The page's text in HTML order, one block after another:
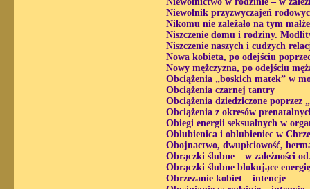
Niewolnik przyzwyczajeń
Nikomu nie zależało na tym
Niszczenie domu i rodziny.
Niszczenie naszych i cudzych
Nowa kobieta, po odejściu
Nowy mężczyzna, po odejściu
Obciążenia „boskich matek” w
Obciążenia czarnej tantry
Obciążenia dziedziczone
Obciążenia z okresów
Obiegi energii seksualnych w
Oblubienica i oblubieniec w
Obojnactwo, dwupłciowość,
Obrączki ślubne – w zależności
Obrączki ślubne blokujące
Obrzezanie kobiet – intencje